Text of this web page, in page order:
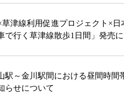
×草津線利用促進プロジェクト×
行く草津線散歩1日間」発売
～金川駅間における昼間時間
らせについて